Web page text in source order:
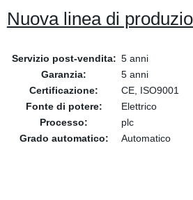
Nuova linea di
Servizio post-vendita: 5 anni
Garanzia:
5 anni
Certificazione:
CE, ISO9001
Fonte di potere:
Elettrico
Processo:
plc
Grado automatico:
Automatico